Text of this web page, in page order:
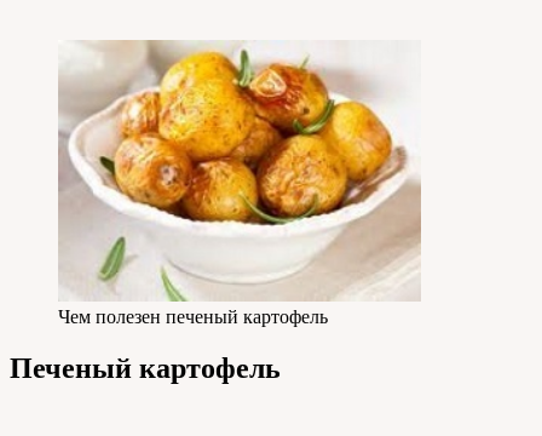
Чем полезен печеный картофель
Печеный картофель